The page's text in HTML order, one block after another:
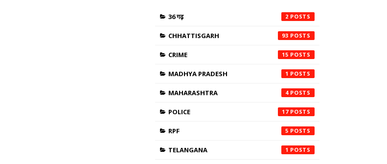
36 गढ़ 2
CHHATTISGARH 93
CRIME 15
MADHYA PRADESH 1
MAHARASHTRA 4
POLICE 17
RPF 5
TELANGANA 1